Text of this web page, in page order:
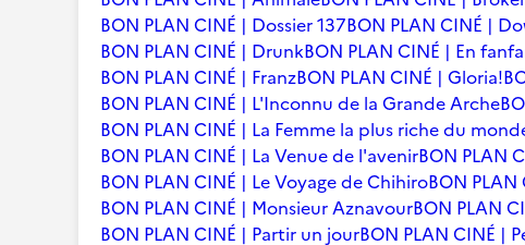
BON PLAN CINÉ | Dossier 137BON PLAN CINÉ |
BON PLAN CINÉ | DrunkBON PLAN CINÉ | En
BON PLAN CINÉ | FranzBON PLAN CINÉ | Gloria!
BON PLAN CINÉ | L'Inconnu de la Grande Arche
BON PLAN CINÉ | La Femme la plus riche du
BON PLAN CINÉ | La Venue de l'avenirBON PLAN
BON PLAN CINÉ | Le Voyage de ChihiroBON
BON PLAN CINÉ | Monsieur AznavourBON PLAN
BON PLAN CINÉ | Partir un jourBON PLAN CINÉ |